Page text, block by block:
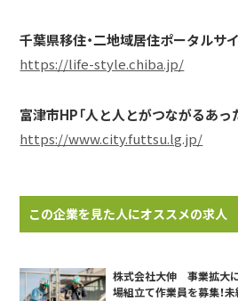
千葉県移住・二地域居住ポータルサ
https://life-style.chiba.jp/
富津市HP「人と人とがつながるあっ
https://www.city.futtsu.lg.jp/
この企業を見た人にオススメの求人
株式会社大伸 事業拡大
場組立て作業員を募集！未